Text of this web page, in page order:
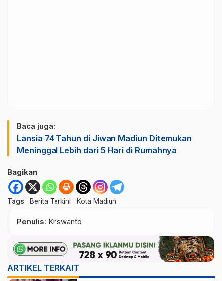
Baca juga:
Lansia 74 Tahun di Jiwan Madiun Ditemukan
Meninggal Lebih dari 5 Hari di Rumahnya
Bagikan
Tags Berita Terkini Kota Madiun
Penulis: Kriswanto
ARTIKEL TERKAIT